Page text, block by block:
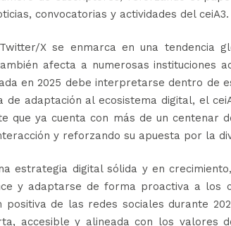
convocatorias y actividades del ceiA3.
X se enmarca en una tendencia
afecta a numerosas instituciones
en 2025 debe interpretarse dentro de
adaptación al ecosistema digital, el
que ya cuenta con más de un centenar
y reforzando su apuesta por la
estrategia digital sólida y en
y adaptarse de forma proactiva a los
positiva de las redes sociales durante
accesible y alineada con los valores